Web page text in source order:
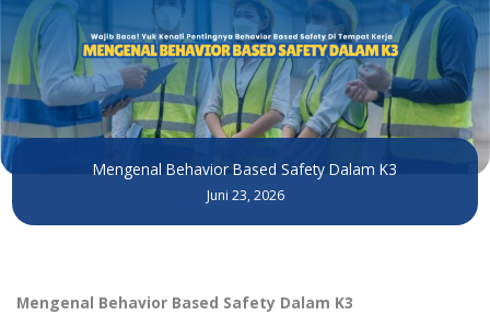
Mengenal Behavior Based Safety Dalam K3
Juni 23, 2026
Mengenal Behavior Based Safety Dalam K3